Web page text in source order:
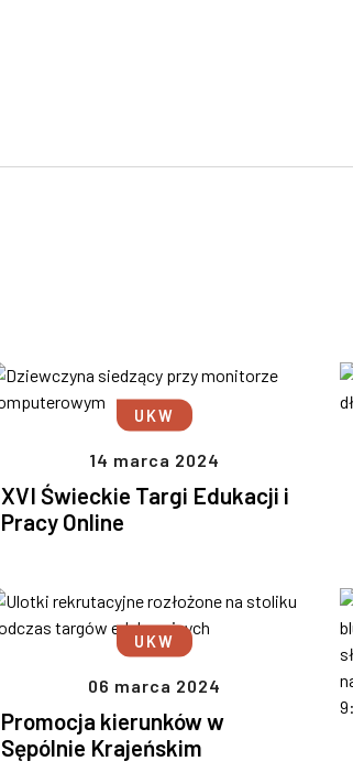
UKW
14 marca 2024
XVI Świeckie Targi Edukacji i
Pracy Online
UKW
06 marca 2024
Promocja kierunków w
Sępólnie Krajeńskim